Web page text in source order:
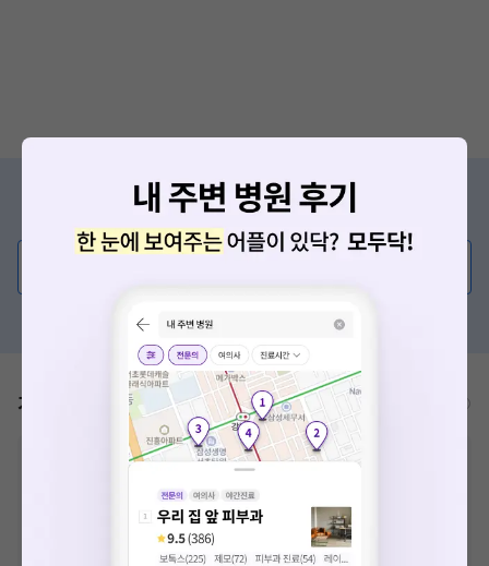
증상/치료, 궁금한 점이 있나요?
의사가 직접 답해드려요!
가격표
비급여 항목의 경우,추가비용 등으로 실제 가격과 상이할 수 있으니, 정확
한 가격은 해당 의료기관에 직접 문의해주세요.
건강보험심사평가원
격입니다. (진료와 연관된 복합적인 비용이 추가되어, 병원마다 금액이 다르게
산정될 수 있는 점 참고 바랍니다.)
VAT 포함